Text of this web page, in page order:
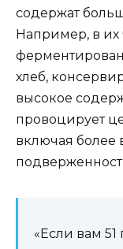
содержат
Например, в их
хлеб,
высокое
провоцирует
включая более
«Если вам